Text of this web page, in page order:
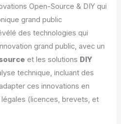
Open-Source & DIY qui
grand public
des technologies qui
grand public, avec un
et les solutions DIY
technique, incluant des
ces innovations en
(licences, brevets, et